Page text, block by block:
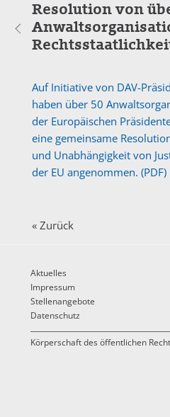
Resolution von
Auf Initiative von DAV-
haben über 50
der Europäischen
eine gemeinsame
und Unabhängigkeit von
der EU angenommen. (PDF)
« Zurück
Aktuelles
Impressum
Stellenangebote
Datenschutz
Körperschaft des öffentlichen